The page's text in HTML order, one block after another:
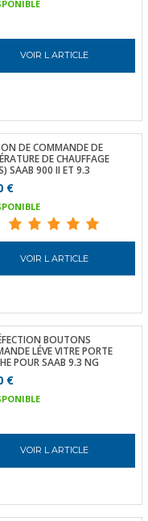
VOIR L ARTICLE
DE COMMANDE DE
DE CHAUFFAGE
SAAB 900 II ET 9.3
€
VOIR L ARTICLE
BOUTONS
LÉVE VITRE PORTE
POUR SAAB 9.3 NG
€
VOIR L ARTICLE